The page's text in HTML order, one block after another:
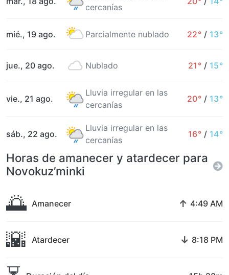
cercanías
mié., 19 ago. Parcialmente nublado 22° / 13°
jue., 20 ago. Nublado 21° / 15°
vie., 21 ago.
Lluvia irregular en las
cercanías
20° / 13°
sáb., 22 ago.
Lluvia irregular en las
cercanías
16° / 14°
Horas de amanecer y atardecer para
Novokuz’minki
🌅 Amanecer ↑ 4:49 AM
🌇 Atardecer ↓ 8:18 PM